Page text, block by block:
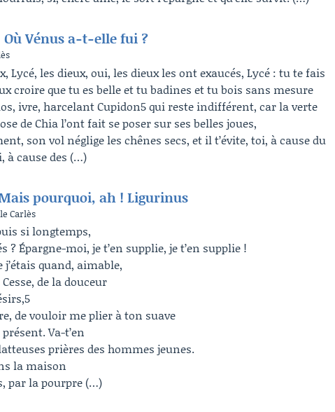
Où Vénus a-t-elle fui ?
Lycé, les dieux, oui, les dieux les ont exaucés, Lycé : tu te fais
croire que tu es belle et tu badines et tu bois sans mesure
ivre, harcelant Cupidon5 qui reste indifférent, car la verte
de Chia l’ont fait se poser sur ses belles joues,
son vol néglige les chênes secs, et il t’évite, toi, à cause du
à cause des (…)
pourquoi, ah ! Ligurinus
Carlès
si longtemps,
Épargne-moi, je t’en supplie, je t’en supplie !
quand, aimable,
de la douceur
de vouloir me plier à ton suave
Va-t’en
prières des hommes jeunes.
la maison
par la pourpre (…)